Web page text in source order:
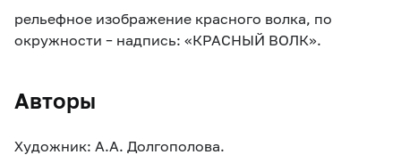
рельефное изображение красного волка, по
окружности – надпись: «КРАСНЫЙ ВОЛК».
Авторы
Художник: А.А. Долгополова.